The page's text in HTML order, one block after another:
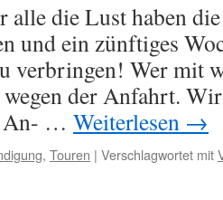
alle die Lust haben
und ein zünftiges
verbringen! Wer mit
der Anfahrt.
An- … Weiterlesen →
, Touren | Verschlagwortet mit